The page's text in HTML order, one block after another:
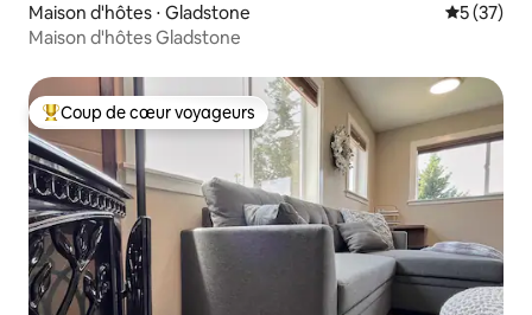
Maison d'hôtes ⋅ Gladstone
5 (37)
Maison d'hôtes Gladstone
Coups de cœur voyageurs les plus appréciés
Coup de cœur voyageurs